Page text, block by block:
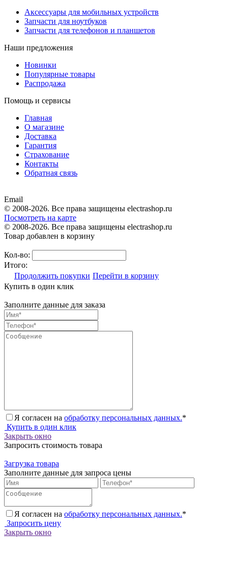
Аксессуары для мобильных устройств
Запчасти для ноутбуков
Запчасти для телефонов и планшетов
Наши предложения
Новинки
Популярные товары
Распродажа
Помощь и сервисы
Главная
О магазине
Доставка
Гарантия
Страхование
Контакты
Обратная связь
Email
© 2008-2026. Все права защищены electrashop.ru
Посмотреть на карте
© 2008-2026. Все права защищены electrashop.ru
Товар добавлен в корзину
Кол-во:
Итого:
Продолжить покупки Перейти в корзину
Купить в один клик
Заполните данные для заказа
Я согласен на обработку персональных данных.*
Купить в один клик
Закрыть окно
Запросить стоимость товара
Загрузка товара
Заполните данные для запроса цены
Я согласен на обработку персональных данных.*
Запросить цену
Закрыть окно